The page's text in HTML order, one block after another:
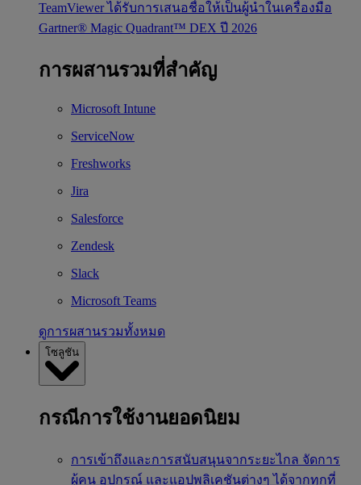
TeamViewer ได้รับการเสนอชื่อให้เป็นผู้นำในเครื่องมือ
Gartner® Magic Quadrant™ DEX ปี 2026
การผสานรวมที่สำคัญ
Microsoft Intune
ServiceNow
Freshworks
Jira
Salesforce
Zendesk
Slack
Microsoft Teams
ดูการผสานรวมทั้งหมด
โซลูชัน
กรณีการใช้งานยอดนิยม
การเข้าถึงและการสนับสนุนจากระยะไกล จัดการ
ผู้คน อุปกรณ์ และแอปพลิเคชันต่างๆ ได้จากทุกที่